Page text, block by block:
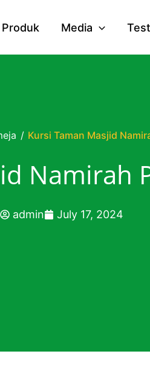
Produk Media
/ Kursi Taman Masjid
Namirah
admin July 17, 2024